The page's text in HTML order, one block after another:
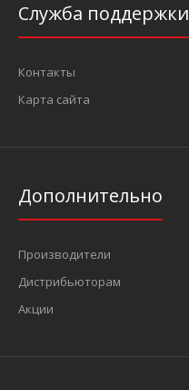
Служба поддержки
Контакты
Карта сайта
Дополнительно
Производители
Дистрибьюторам
Акции